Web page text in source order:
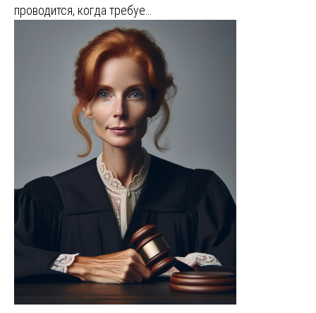
проводится, когда требуе…